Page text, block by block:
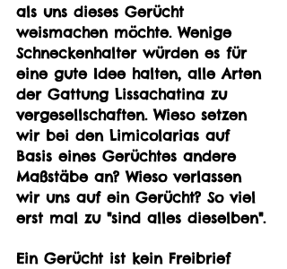
als uns dieses Gerücht
weismachen möchte. Wenige
Schneckenhalter würden es für
eine gute Idee halten, alle Arten
der Gattung Lissachatina zu
vergesellschaften. Wieso setzen
wir bei den Limicolarias auf
Basis eines Gerüchtes andere
Maßstäbe an? Wieso verlassen
wir uns auf ein Gerücht? So viel
erst mal zu "sind alles dieselben".
Ein Gerücht ist kein Freibrief